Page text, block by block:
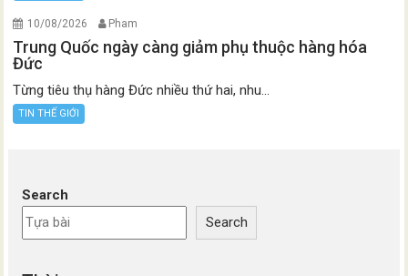
10/08/2026 Pham
Trung Quốc ngày càng giảm phụ thuộc hàng hóa
Đức
Từng tiêu thụ hàng Đức nhiều thứ hai, nhu...
TIN THẾ GIỚI
Search
Search